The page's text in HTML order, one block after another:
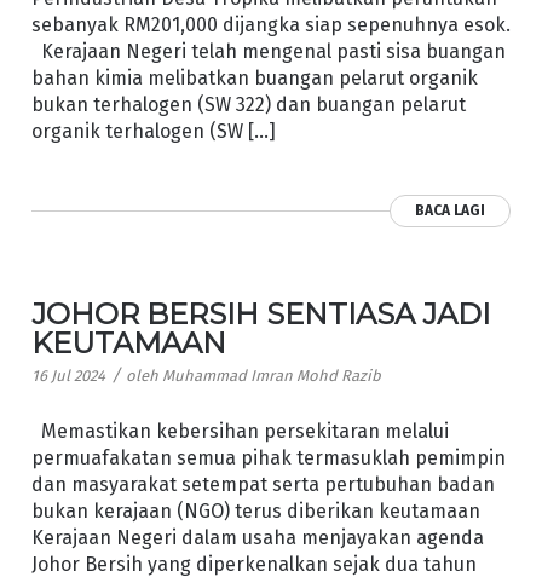
sebanyak RM201,000 dijangka siap sepenuhnya esok.
Kerajaan Negeri telah mengenal pasti sisa buangan
bahan kimia melibatkan buangan pelarut organik
bukan terhalogen (SW 322) dan buangan pelarut
organik terhalogen (SW […]
BACA LAGI
JOHOR BERSIH SENTIASA JADI
KEUTAMAAN
16 Jul 2024 / oleh Muhammad Imran Mohd Razib
Memastikan kebersihan persekitaran melalui
permuafakatan semua pihak termasuklah pemimpin
dan masyarakat setempat serta pertubuhan badan
bukan kerajaan (NGO) terus diberikan keutamaan
Kerajaan Negeri dalam usaha menjayakan agenda
Johor Bersih yang diperkenalkan sejak dua tahun